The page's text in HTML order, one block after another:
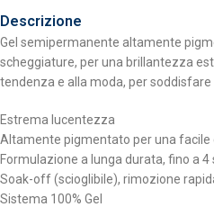
Descrizione
Gel semipermanente altamente
scheggiature, per una brillantezza
tendenza e alla moda, per soddisfare
Estrema lucentezza
Altamente pigmentato per una facile
Formulazione a lunga durata, fino a
Soak-off (scioglibile), rimozione
Sistema 100% Gel